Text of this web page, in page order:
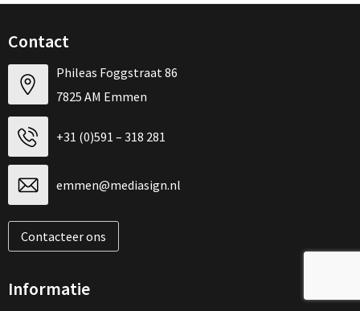
Contact
Phileas Foggstraat 86
7825 AM Emmen
+31 (0)591 – 318 281
emmen@mediasign.nl
Contacteer ons
Informatie